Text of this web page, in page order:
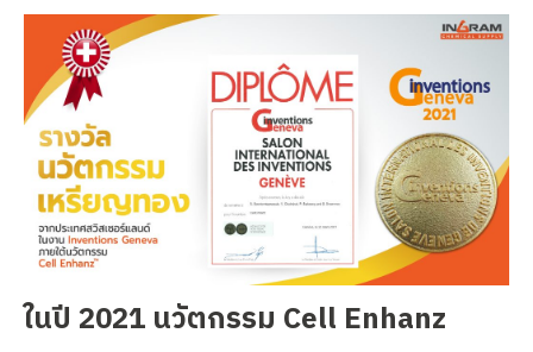
ในปี 2021 นวัตกรรม Cell Enhanz